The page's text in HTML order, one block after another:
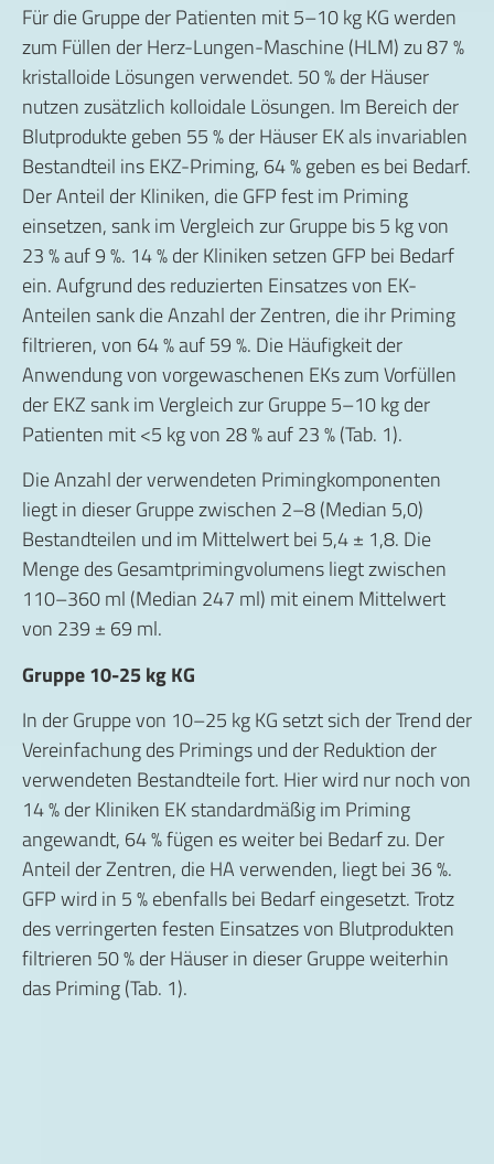
Für die Gruppe der Patienten mit 5–10 kg KG werden
zum Füllen der Herz-Lungen-Maschine (HLM) zu 87 %
kristalloide Lösungen verwendet. 50 % der Häuser
nutzen zusätzlich kolloidale Lösungen. Im Bereich der
Blutprodukte geben 55 % der Häuser EK als invariablen
Bestandteil ins EKZ-Priming, 64 % geben es bei Bedarf.
Der Anteil der Kliniken, die GFP fest im Priming
einsetzen, sank im Vergleich zur Gruppe bis 5 kg von
23 % auf 9 %. 14 % der Kliniken setzen GFP bei Bedarf
ein. Aufgrund des reduzierten Einsatzes von EK-
Anteilen sank die Anzahl der Zentren, die ihr Priming
filtrieren, von 64 % auf 59 %. Die Häufigkeit der
Anwendung von vorgewaschenen EKs zum Vorfüllen
der EKZ sank im Vergleich zur Gruppe 5–10 kg der
Patienten mit <5 kg von 28 % auf 23 % (Tab. 1).
Die Anzahl der verwendeten Primingkomponenten
liegt in dieser Gruppe zwischen 2–8 (Median 5,0)
Bestandteilen und im Mittelwert bei 5,4 ± 1,8. Die
Menge des Gesamtprimingvolumens liegt zwischen
110–360 ml (Median 247 ml) mit einem Mittelwert
von 239 ± 69 ml.
Gruppe 10-25 kg KG
In der Gruppe von 10–25 kg KG setzt sich der Trend der
Vereinfachung des Primings und der Reduktion der
verwendeten Bestandteile fort. Hier wird nur noch von
14 % der Kliniken EK standardmäßig im Priming
angewandt, 64 % fügen es weiter bei Bedarf zu. Der
Anteil der Zentren, die HA verwenden, liegt bei 36 %.
GFP wird in 5 % ebenfalls bei Bedarf eingesetzt. Trotz
des verringerten festen Einsatzes von Blutprodukten
filtrieren 50 % der Häuser in dieser Gruppe weiterhin
das Priming (Tab. 1).